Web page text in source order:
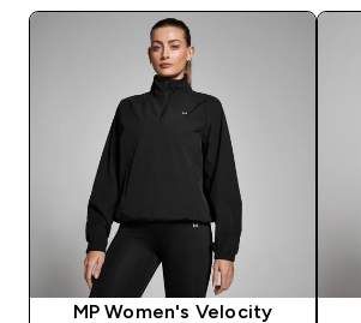
MP Women's Velocity